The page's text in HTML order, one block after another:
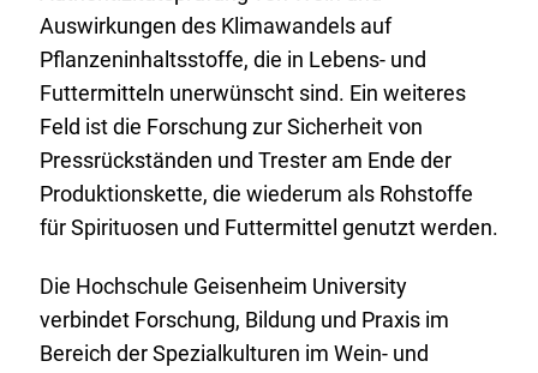
Auswirkungen des Klimawandels auf
Pflanzeninhaltsstoffe, die in Lebens- und
Futtermitteln unerwünscht sind. Ein weiteres
Feld ist die Forschung zur Sicherheit von
Pressrückständen und Trester am Ende der
Produktionskette, die wiederum als Rohstoffe
für Spirituosen und Futtermittel genutzt werden.
Die Hochschule Geisenheim University
verbindet Forschung, Bildung und Praxis im
Bereich der Spezialkulturen im Wein- und